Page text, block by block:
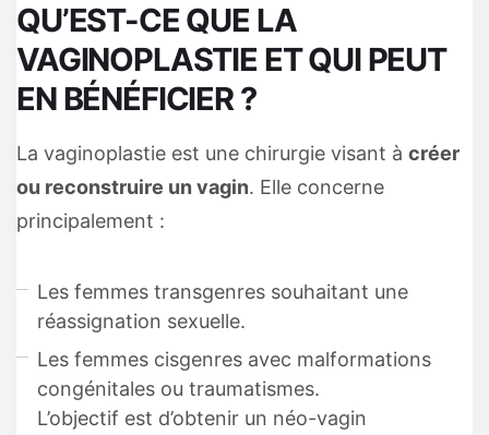
QU’EST-CE QUE LA
VAGINOPLASTIE ET QUI PEUT
EN BÉNÉFICIER ?
La vaginoplastie est une chirurgie visant à créer
ou reconstruire un vagin. Elle concerne
principalement :
Les femmes transgenres souhaitant une
réassignation sexuelle.
Les femmes cisgenres avec malformations
congénitales ou traumatismes.
L’objectif est d’obtenir un néo-vagin